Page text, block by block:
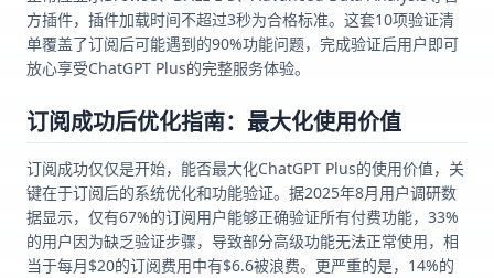
方插件，插件加载时间不超过3秒为合格标准。这套10项验证清
单覆盖了订阅后可能遇到的90%功能问题，完成验证后用户即可
放心享受ChatGPT Plus的完整服务体验。
订阅成功后优化指南：最大化使用价值
订阅成功仅仅是开始，能否最大化ChatGPT Plus的使用价值，关
键在于订阅后的系统优化和功能验证。据2025年8月用户调研数
据显示，仅有67%的订阅用户能够正确验证所有付费功能，33%
的用户因为缺乏验证步骤，导致部分高级功能无法正常使用，相
当于每月$20的订阅费用中有$6.6被浪费。更严重的是，14%的